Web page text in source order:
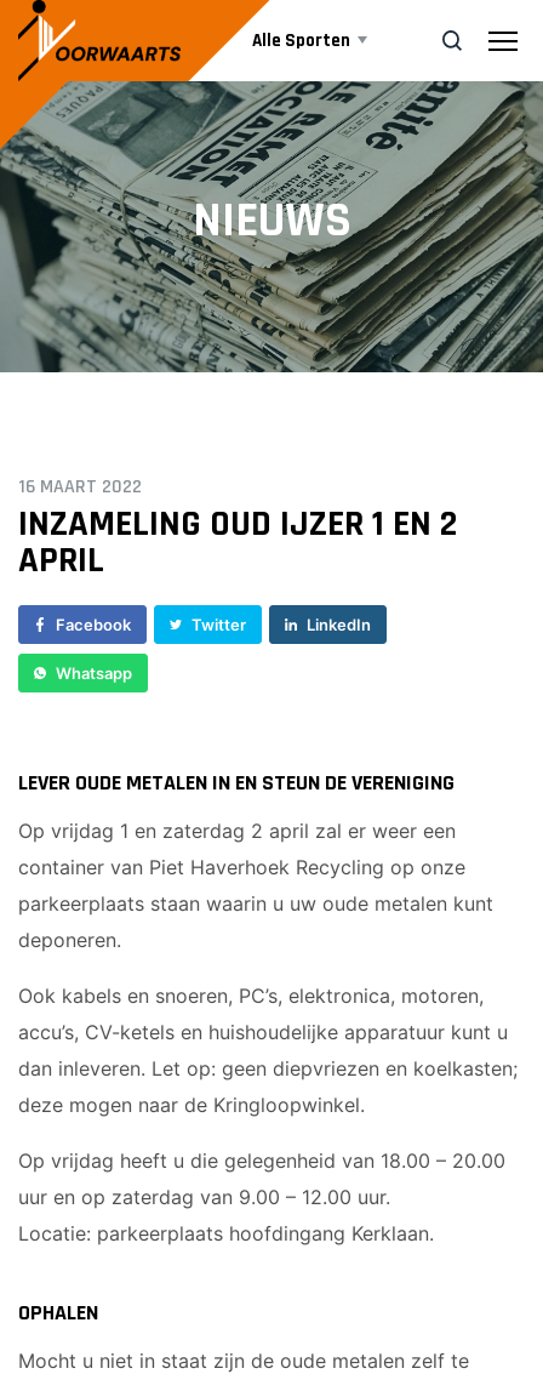
Alle Sporten
Nieuws
Events
Business
Ledenshop
ZOEK
NIEUWS
16 MAART 2022
INZAMELING OUD IJZER 1 EN 2
APRIL
Facebook Twitter LinkedIn
Whatsapp
LEVER OUDE METALEN IN EN STEUN DE VERENIGING
Op vrijdag 1 en zaterdag 2 april zal er weer een
container van Piet Haverhoek Recycling op onze
parkeerplaats staan waarin u uw oude metalen kunt
deponeren.
Ook kabels en snoeren, PC’s, elektronica, motoren,
accu’s, CV-ketels en huishoudelijke apparatuur kunt u
dan inleveren. Let op: geen diepvriezen en koelkasten;
deze mogen naar de Kringloopwinkel.
Op vrijdag heeft u die gelegenheid van 18.00 – 20.00
uur en op zaterdag van 9.00 – 12.00 uur.
Locatie: parkeerplaats hoofdingang Kerklaan.
OPHALEN
Mocht u niet in staat zijn de oude metalen zelf te